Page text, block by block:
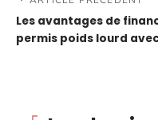
Les avantages de
permis poids lourd avec